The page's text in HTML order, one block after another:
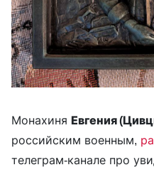
Монахиня Евгения
российским военным,
телеграм-канале про